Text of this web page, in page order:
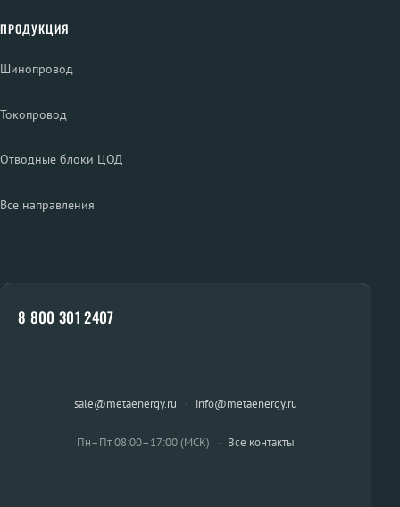
ПРОДУКЦИЯ
Шинопровод
Токопровод
Отводные блоки ЦОД
Все направления
8 800 301 2407
sale@metaenergy.ru · info@metaenergy.ru
Пн–Пт 08:00–17:00 (МСК) · Все контакты